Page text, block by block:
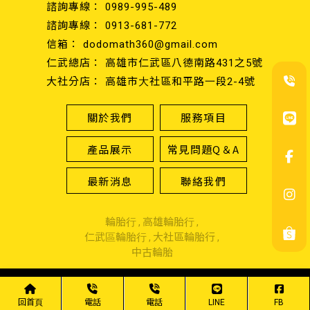
回首頁 電話 電話 LINE FB
0989-995-489
0913-681-772
dodomath360@gmail.com
高雄市仁武區八德南路431之5號
高雄市大社區和平路一段2-4號
關於我們 服務項目
產品展示 常見問題Q＆A
最新消息 聯絡我們
輪胎行 高雄輪胎行
仁武區輪胎行 大社區輪胎行
中古輪胎
Designed by 揚京快客 Copyright © 2026 隱私權政策 網站使用條款
累積人氣: 344086